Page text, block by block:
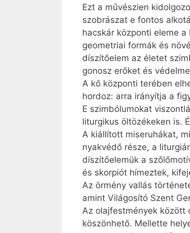
Ezt a művészien
szobrászat e fontos
hacskár központi eleme
geometriai formák és
díszítőelem az életet
gonosz erőket és
A kő központi terében
hordoz: arra irányítja a
E szimbólumokat
liturgikus öltözékeken is.
A kiállított miseruhákat,
nyakvédő része, a
díszítőelemük a
és skorpiót hímeztek,
Az örmény vallás
amint Világosító Szent
Az olajfestmények között
köszönhető. Mellette